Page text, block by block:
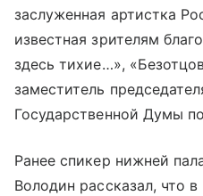
заслуженная артистка
известная зрителям
здесь тихие…»,
заместитель
Государственной Думы
Ранее спикер нижней
Володин рассказал, что